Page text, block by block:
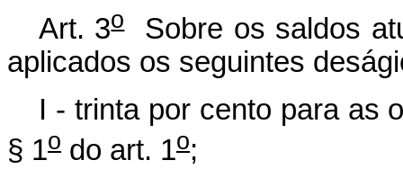
Art. 3oSobre os saldos
aplicados os seguintes
I - trinta por cento para as
§ 1o do art. 1o;